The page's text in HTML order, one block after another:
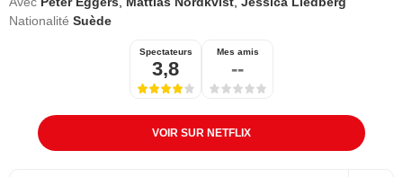
Nationalité Suède
Spectateurs
3,8
Mes amis
--
VOIR SUR NETFLIX